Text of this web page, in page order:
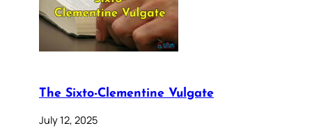
The Sixto-Clementine Vulgate
July 12, 2025